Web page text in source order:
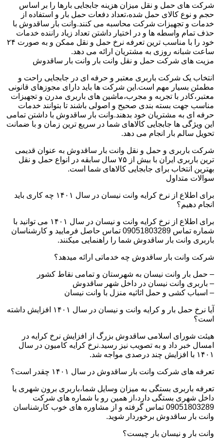
شرکت های حمل و نقل میزان هزینه جابجایی بارها را بر اساس
حجم و نوع کالای حمل شده،تعداد دفعات حمل بار و استفاده از
خدمات و تجهیزات شرکت محاسبه می کنند.وانت بار ساقدوش با
حذف تمام واسطه ها و در اختیار داشتن تعداد زیاد راننده خدمات
خود را با مناسب ترین تعرفه نرخ حمل و نقل ممکن و به صورت ۲۴
ساعت شبانه روزی به مشتریان ارائه می دهد.
مزیت های شرکت حمل و نقل وانت بار وانت بار ساقدوش
انتخاب یک شرکت باربری معتبر و حرفه ای در جابجایی راحت و
مطمئن بسیار مهم است.این شرکت ها باید دارای مجوزهای قانونی
معتبر،کادر با تجربه و مجرب،ماشین های باربری مدرن و تجهیزات
مناسب جهت بسته بندی صحیح و اصولی باشند تا بتوانند خدمات
حرفه ای به مشتریان خود بدهند.وانت بار ساقدوش با داشتن تمامی
این ویژگی ها جابجایی کالاهای شما در سریع ترین زمان و با ضمانت
تحویل سالم بار انجام می دهد.
شرکت باربری و حمل و نقل وانت بار ساقدوش به عنوان قدیمی
ترین باربری ایران با بیش از ۷۵ سال سابقه در انواع حمل و نقل
بهترین انتخاب برای جابجایی کالاهای شما است.
سوالات متداول
برای اطلاع از نرخ کرایه وانت نیسان در سال ۱۴۰۱ چه کاری باید
انجام دهیم؟
برای اطلاع از نرخ کرایه وانت و نیسان در سال ۱۴۰۱ می توانید با
شماره تماس 09051803289 تماس حاصل فرمایید و کارشناسان
باربری وانت بار ساقدوش شما را راهنمایی میکنند.
شرکت وانت بار ساقدوش چه خدماتی ارائه میدهد؟
– حمل بار وانت نیسان به شهرستان و تمامی نقاط کشور
– باربری وانت نیسان در داخل شهر ساقدوش
– اسباب کشی و حمل اثاثیه منزل با وانت نیسان
آیا نرخ حمل بار و کرایه وانت و نیسان در سال ۱۴۰۱ افزایش داشته
است؟
هیئت شورای اسلامی ساقدوش بزرگ از افزایش نرخ کرایه در
امسال خبر داد و به تصویب نیز رسید.نرخ کرایه کامیون در سال
۱۴۰۱ با افزایش چند درصدی مواجه شد.
تعرفه های شرکت وانت بار ساقدوش در سال ۱۴۰۱ چقدر است؟
تعرفه باربری بستگی به میزان وسایل شما،باربری برون شهری یا
داخل شهری بستگی دارد،از همین رو با شماره های شرکت
09051803289 تماس گرفته و از مشاوره های خوب کارشناسان
وانت بار ساقدوش برخوردار شوید.
وانت بار و نیسان بار چیست؟